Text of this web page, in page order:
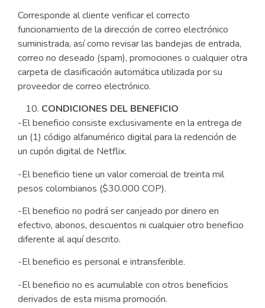
Corresponde al cliente verificar el correcto
funcionamiento de la dirección de correo electrónico
suministrada, así como revisar las bandejas de entrada,
correo no deseado (spam), promociones o cualquier otra
carpeta de clasificación automática utilizada por su
proveedor de correo electrónico.
CONDICIONES DEL BENEFICIO
-El beneficio consiste exclusivamente en la entrega de
un (1) código alfanumérico digital para la redención de
un cupón digital de Netflix.
-El beneficio tiene un valor comercial de treinta mil
pesos colombianos ($30.000 COP).
-El beneficio no podrá ser canjeado por dinero en
efectivo, abonos, descuentos ni cualquier otro beneficio
diferente al aquí descrito.
-El beneficio es personal e intransferible.
-El beneficio no es acumulable con otros beneficios
derivados de esta misma promoción.